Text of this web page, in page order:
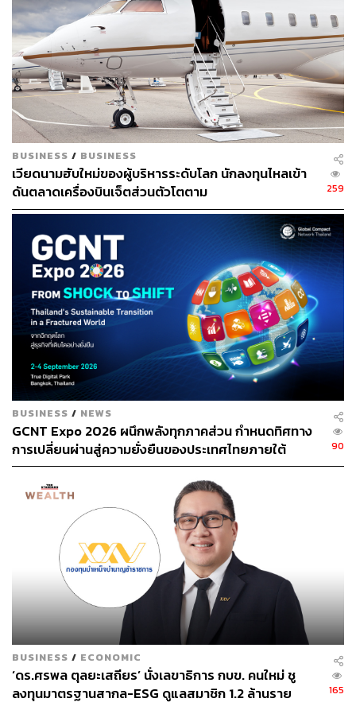
อ้างอิง:
https://www.bloomberg.com/news/articles/2022-08-1
7/green-debt-is-adding-market-share-even-as-return
s-have-lagged?sref=CVqPBMVg
ช่องทางติดตามTHE STANDARD WEALTH
Twitter:twitter.com/standard_wealth
https://lin.ee/xfPbXUP
สามารถติดตาม THE STANDARD WEALTH
ผ่านแอปพลิเคชันต่างๆ ที่คุณสะดวกหรือใช้งานอยู่แล้วได้เลย
นักลงทุน ESG Green Bond
59
BUSINESS / BUSINESS
เวียดนามฮับใหม่ของผู้บริหารระดับโลก นักลงทุนไหลเข้า
ดันตลาดเครื่องบินเจ็ตส่วนตัวโตตาม
259
BUSINESS / NEWS
GCNT Expo 2026 ผนึกพลังทุกภาคส่วน กำหนดทิศทาง
การเปลี่ยนผ่านสู่ความยั่งยืนของประเทศไทยภายใต้
แนวคิด “From SHOCK To SHIFT: Thailand’s
Sustainable Transition in a Fractured World”
90
BUSINESS / ECONOMIC
‘ดร.ศรพล ตุลยะเสถียร’ นั่งเลขาธิการ กบข. คนใหม่ ชู
ลงทุนมาตรฐานสากล-ESG ดูแลสมาชิก 1.2 ล้านราย
165